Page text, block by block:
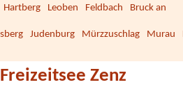
Hartberg Leoben Feldbach
Bruck an
Judenburg Mürzzuschlag Murau
Freizeitsee Zenz